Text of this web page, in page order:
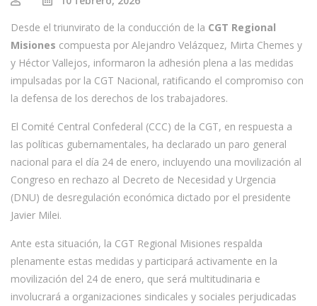
Desde el triunvirato de la conducción de la CGT Regional
Misiones compuesta por Alejandro Velázquez, Mirta Chemes y
y Héctor Vallejos, informaron la adhesión plena a las medidas
impulsadas por la CGT Nacional, ratificando el compromiso con
la defensa de los derechos de los trabajadores.
El Comité Central Confederal (CCC) de la CGT, en respuesta a
las políticas gubernamentales, ha declarado un paro general
nacional para el día 24 de enero, incluyendo una movilización al
Congreso en rechazo al Decreto de Necesidad y Urgencia
(DNU) de desregulación económica dictado por el presidente
Javier Milei.
Ante esta situación, la CGT Regional Misiones respalda
plenamente estas medidas y participará activamente en la
movilización del 24 de enero, que será multitudinaria e
involucrará a organizaciones sindicales y sociales perjudicadas